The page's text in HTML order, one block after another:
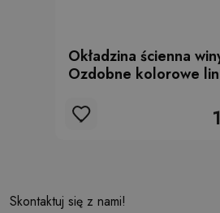
Okładzina ścienna
Ozdobne kolorowe
Skontaktuj się z nami!